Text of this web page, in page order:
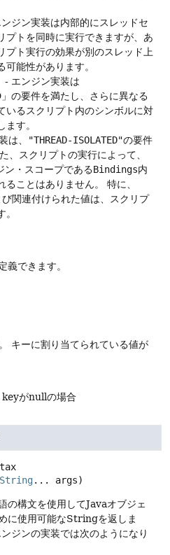
ジン実装は内部的にスレッドセ
プトを同時に実行できますが、あ
プト実行の効果が別のスレッド上
能性があります。
- エンジン実装は
の要件を満たし、さらに異なる
いるスクリプト内のシンボルに対
ます。
は、 "THREAD-ISOLATED"の要件
、スクリプトの実行によって、
ン・スコープであるBindings内
ことはありません。
特に、
関連付けられた値は、スクリプ
義できます。
キーに割り当てられている値が
keyがnullの場合
String... args)
の構文を使用してJavaオブジェ
に使用可能なStringを返しま
ジンの実装では次のようになり